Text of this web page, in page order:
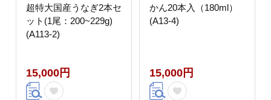
超特大国産うなぎ2本セ
ット(1尾：200~229g)
(A113-2)
15,000円
かん20本入（180ml）
(A13-4)
15,000円